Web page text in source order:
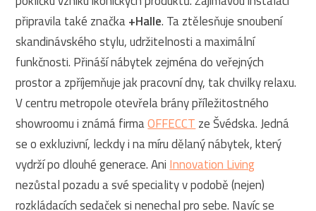
připravila také značka+Halle. Ta ztělesňuje snoubení
skandinávského stylu, udržitelnosti a maximální
funkčnosti. Přináší nábytek zejména do veřejných
prostor a zpříjemňuje jak pracovní dny, tak chvilky relaxu.
V centru metropole otevřela brány příležitostného
showroomu i známá firmaOFFECCT ze Švédska. Jedná
se o exkluzivní, leckdy i na míru dělaný nábytek, který
vydrží po dlouhé generace. Ani Innovation Living
nezůstal pozadu a své speciality v podobě (nejen)
rozkládacích sedaček si nenechal pro sebe. Navíc se